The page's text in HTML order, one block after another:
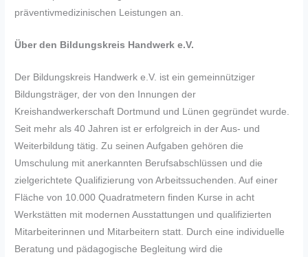
präventivmedizinischen Leistungen an.
Über den Bildungskreis Handwerk e.V.
Der Bildungskreis Handwerk e.V. ist ein gemeinnütziger
Bildungsträger, der von den Innungen der
Kreishandwerkerschaft Dortmund und Lünen gegründet wurde.
Seit mehr als 40 Jahren ist er erfolgreich in der Aus- und
Weiterbildung tätig. Zu seinen Aufgaben gehören die
Umschulung mit anerkannten Berufsabschlüssen und die
zielgerichtete Qualifizierung von Arbeitssuchenden. Auf einer
Fläche von 10.000 Quadratmetern finden Kurse in acht
Werkstätten mit modernen Ausstattungen und qualifizierten
Mitarbeiterinnen und Mitarbeitern statt. Durch eine individuelle
Beratung und pädagogische Begleitung wird die